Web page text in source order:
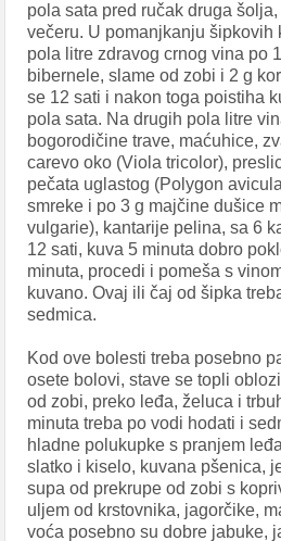
pola sata pred ručak druga
večeru. U pomanjkanju šipkovih
pola litre zdravog crnog vina po
bibernele, slame od zobi i 2 g
se 12 sati i nakon toga poistiha
pola sata. Na drugih pola litre
bogorodičine trave, maćuhice,
carevo oko (Viola tricolor),
pečata uglastog (Polygon
smreke i po 3 g majčine dušice
vulgarie), kantarije pelina, sa 6
12 sati, kuva 5 minuta dobro
minuta, procedi i pomeša s
kuvano. Ovaj ili čaj od šipka
sedmica.
Kod ove bolesti treba posebno
osete bolovi, stave se topli
od zobi, preko leđa, želuca i
minuta treba po vodi hodati i
hladne polukupke s pranjem
slatko i kiselo, kuvana pšenica,
supa od prekrupe od zobi s
uljem od krstovnika, jagorčike,
voća posebno su dobre jabuke,